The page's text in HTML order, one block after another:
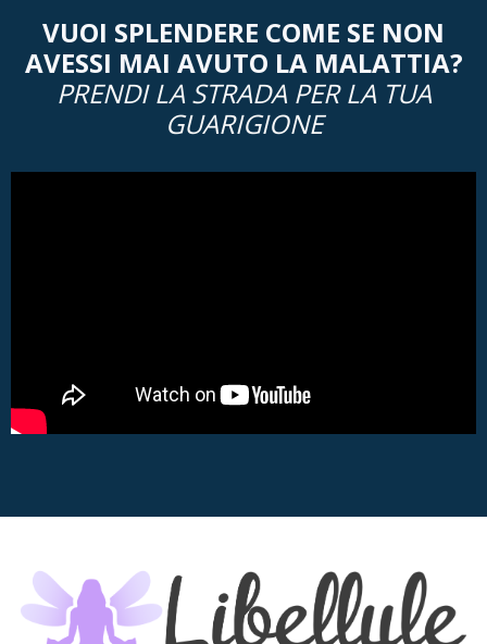
VUOI SPLENDERE COME SE NON
AVESSI MAI AVUTO LA MALATTIA?
PRENDI LA STRADA PER LA TUA
GUARIGIONE